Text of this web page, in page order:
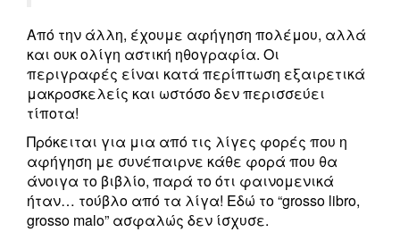
Από την άλλη, έχουμε αφήγηση πολέμου, αλλά
και ουκ ολίγη αστική ηθογραφία. Οι
περιγραφές είναι κατά περίπτωση εξαιρετικά
μακροσκελείς και ωστόσο δεν περισσεύει
τίποτα!
Πρόκειται για μια από τις λίγες φορές που η
αφήγηση με συνέπαιρνε κάθε φορά που θα
άνοιγα το βιβλίο, παρά το ότι φαινομενικά
ήταν… τούβλο από τα λίγα! Εδώ το “grosso libro,
grosso malo” ασφαλώς δεν ίσχυσε.